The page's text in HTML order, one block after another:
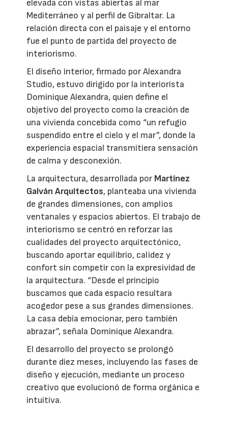
elevada con vistas abiertas al mar
Mediterráneo y al perfil de Gibraltar. La
relación directa con el paisaje y el entorno
fue el punto de partida del proyecto de
interiorismo.
El diseño interior, firmado por Alexandra
Studio, estuvo dirigido por la interiorista
Dominique Alexandra, quien define el
objetivo del proyecto como la creación de
una vivienda concebida como “un refugio
suspendido entre el cielo y el mar”, donde la
experiencia espacial transmitiera sensación
de calma y desconexión.
La arquitectura, desarrollada por Martínez
Galván Arquitectos, planteaba una vivienda
de grandes dimensiones, con amplios
ventanales y espacios abiertos. El trabajo de
interiorismo se centró en reforzar las
cualidades del proyecto arquitectónico,
buscando aportar equilibrio, calidez y
confort sin competir con la expresividad de
la arquitectura. “Desde el principio
buscamos que cada espacio resultara
acogedor pese a sus grandes dimensiones.
La casa debía emocionar, pero también
abrazar”, señala Dominique Alexandra.
El desarrollo del proyecto se prolongó
durante diez meses, incluyendo las fases de
diseño y ejecución, mediante un proceso
creativo que evolucionó de forma orgánica e
intuitiva.